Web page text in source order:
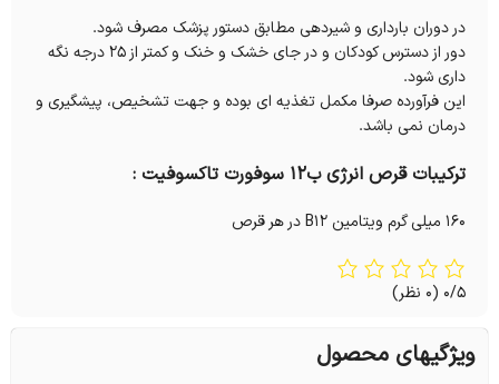
در دوران بارداری و شیردهی مطابق دستور پزشک مصرف شود.
دور از دسترس کودکان و در جای خشک و خنک و کمتر از 25 درجه نگه
داری شود.
این فرآورده صرفا مکمل تغذیه ای بوده و جهت تشخیص، پیشگیری و
درمان نمی باشد.
ترکیبات قرص انرژی ب12 سوفورت تاکسوفیت :
160 میلی گرم ویتامین B12 در هر قرص
0/5 (0 نظر)
ویژگیهای محصول